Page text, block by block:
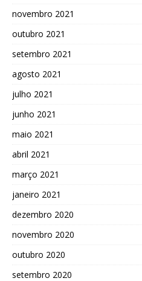
novembro 2021
outubro 2021
setembro 2021
agosto 2021
julho 2021
junho 2021
maio 2021
abril 2021
março 2021
janeiro 2021
dezembro 2020
novembro 2020
outubro 2020
setembro 2020